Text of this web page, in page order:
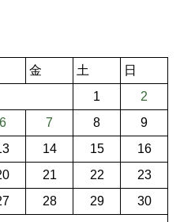
金 土
日
1
2
6 7 8
9
14 15
16
21 22
23
28 29
30